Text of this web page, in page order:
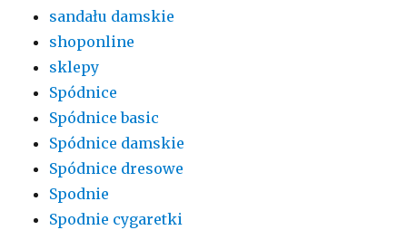
sandału damskie
shoponline
sklepy
Spódnice
Spódnice basic
Spódnice damskie
Spódnice dresowe
Spodnie
Spodnie cygaretki